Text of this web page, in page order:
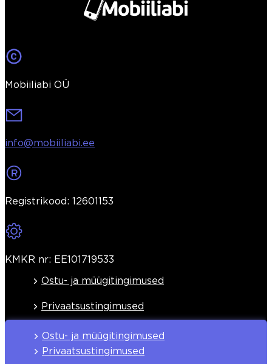
Mobiiliabi OÜ
info@mobiiliabi.ee
Registrikood: 12601153
KMKR nr: EE101719533
Ostu- ja müügitingimused
Privaatsustingimused
Ostu- ja müügitingimused
Privaatsustingimused